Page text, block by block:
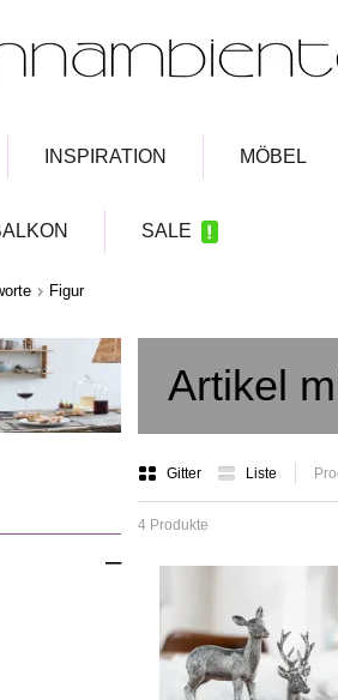
INSPIRATION MÖBEL
SALE
Figur
Artikel
Gitter Liste
4 Produkte
–